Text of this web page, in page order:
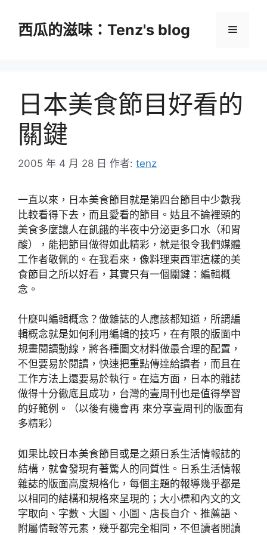
西瓜的滋味：Tenz's blog 選
日本美食節目好看的
關鍵
2005 年 4 月 28 日 作者: tenz
一直以來，日本美食節目就是第四台節目中少數我
比較看得下去，而且愛看的節目。姑且不論裡頭的
美食多麼讓人在飢餓的半夜中分泌更多口水（和胃
酸），能把節目做得如此精彩，就是很令我們媒體
工作者敬佩的。在我看來，像料理東西軍這樣的美
食節目之所以好看，其實只有一個關鍵：編輯概
念。
什麼叫編輯概念？做雜誌的人應該都知道，所謂編
輯概念就是如何利用編輯的技巧，在有限的版面中
規畫閱讀動線，將各種圖文材料做最合理的配置，
不但要易於閱讀，快速把重點傳達給讀者，而且在
工作方法上還要易於執行。在這方面，日本的雜誌
做得十分徹底且成功，台灣的壹周刊也是值得學習
的好範例。（以後有機會再 來分享壹周刊的版面有
多精彩）
如果比較日本美食節目或是之類日系生活情報誌的
結構，就會發現有著驚人的同質性。日系生活情報
雜誌的版面高度規格化，每個主題的報導幾乎都是
以相同的結構和規格來呈現的；大小標和內文的文
字取向、字數、大圖、小圖、店長自介、推薦語、
附屬情報等元素，幾乎都完全相同，不但讀者閱讀